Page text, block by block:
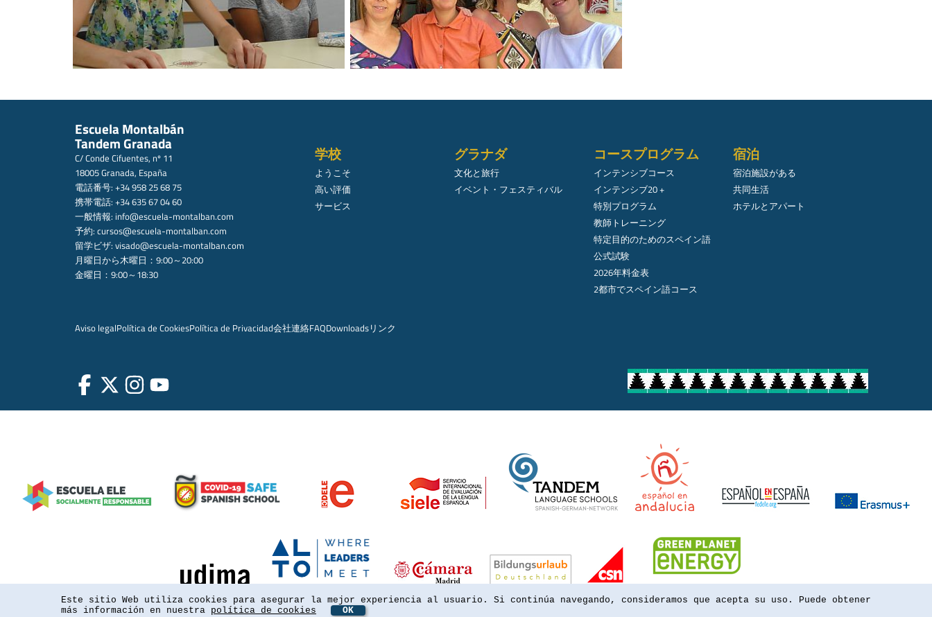
Escuela Montalbán
Tandem Granada
C/ Conde Cifuentes, nº 11
18005 Granada, España
電話番号: +34 958 25 68 75
携帯電話: +34 635 67 04 60
一般情報: info@escuela-montalban.com
予約: cursos@escuela-montalban.com
留学ビザ: visado@escuela-montalban.com
月曜日から木曜日：9:00～20:00
金曜日：9:00～18:30
学校
ようこそ
高い評価
サービス
グラナダ
文化と旅行
イベント・フェスティバル
コースプログラム
インテンシブコース
インテンシブ20 +
特別プログラム
教師トレーニング
特定目的のためのスペイン語
公式試験
2026年料金表
2都市でスペイン語コース
宿泊
宿泊施設がある
共同生活
ホテルとアパート
Aviso legalPolítica de CookiesPolítica de Privacidad会社連絡FAQDownloadsリンク
Este sitio Web utiliza cookies para asegurar la mejor experiencia al usuario. Si continúa navegando, consideramos que acepta su uso. Puede obtener
más información en nuestra política de cookies OK